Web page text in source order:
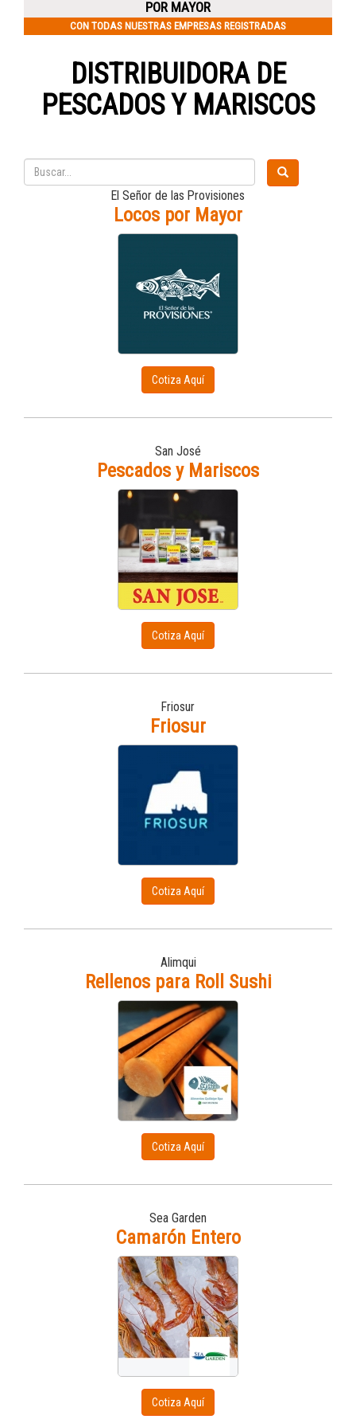
POR MAYOR
CON TODAS NUESTRAS EMPRESAS REGISTRADAS
DISTRIBUIDORA DE
PESCADOS Y MARISCOS
El Señor de las Provisiones
Locos por Mayor
Cotiza Aquí
San José
Pescados y Mariscos
Cotiza Aquí
Friosur
Friosur
Cotiza Aquí
Alimqui
Rellenos para Roll Sushi
Cotiza Aquí
Sea Garden
Camarón Entero
Cotiza Aquí